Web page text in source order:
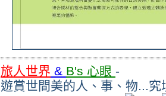
旅人世界 & B's 心眼 -
遊賞世間美的人、事、物...